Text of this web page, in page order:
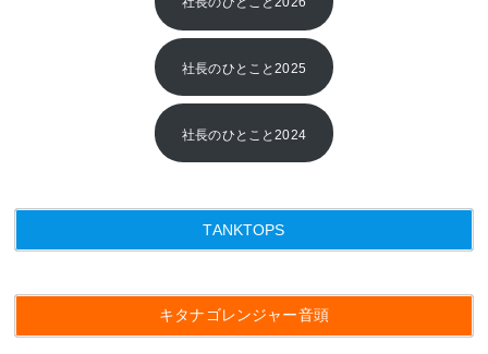
社長のひとこと2025
社長のひとこと2024
TANKTOPS
キタナゴレンジャー音頭